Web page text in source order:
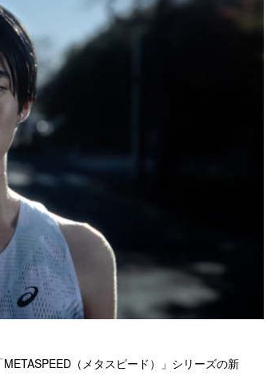
（メタスピード）」シリーズの新